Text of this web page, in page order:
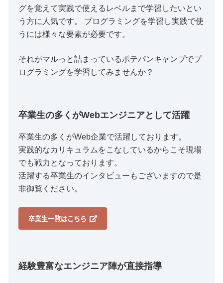
グを覚えて実践で使えるレベルまで学習したいとい
う方に人気です。 プログラミングを学習し実践で使
うには様々な要素が必要です。
それがマルっと詰まっているポテパンキャンプでプ
ログラミングを学習してみませんか？
卒業生の多くがWebエンジニアとして活躍
卒業生の多くがWeb企業で活躍しております。
実践的なカリキュラムをこなしているからこそ現場
でも戦力となっております。
活躍する卒業生のインタビューもございますので是
非御覧ください。
卒業生一覧はこちら
経験豊富なエンジニア陣が直接指導